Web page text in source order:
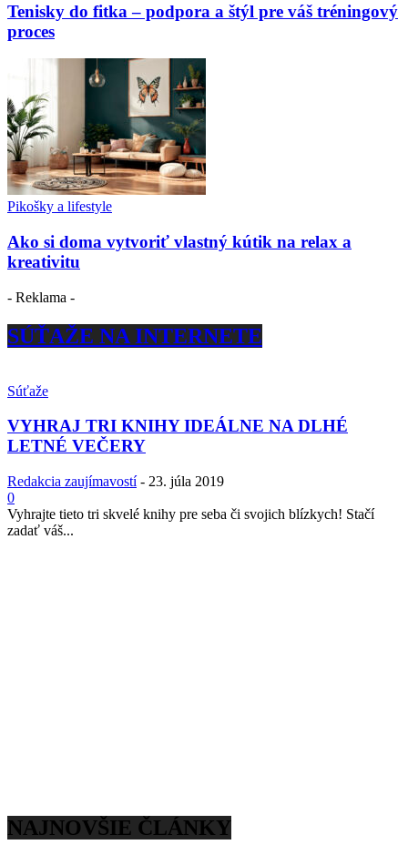
Tenisky do fitka – podpora a štýl pre váš tréningový
proces
Pikošky a lifestyle
Ako si doma vytvoriť vlastný kútik na relax a
kreativitu
- Reklama -
SÚŤAŽE NA INTERNETE
Súťaže
VYHRAJ TRI KNIHY IDEÁLNE NA DLHÉ
LETNÉ VEČERY
Redakcia zaujímavostí - 23. júla 2019
0
Vyhrajte tieto tri skvelé knihy pre seba či svojich blízkych! Stačí
zadať váš...
NAJNOVŠIE ČLÁNKY